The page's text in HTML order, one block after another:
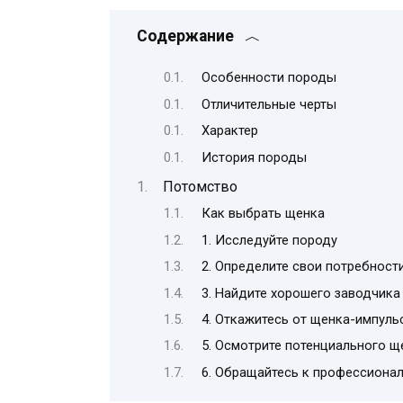
Содержание
Особенности породы
Отличительные черты
Характер
История породы
Потомство
Как выбрать щенка
1. Исследуйте породу
2. Определите свои
3. Найдите хорошего заводчика
4. Откажитесь от щенка-
5. Осмотрите потенциального
6. Обращайтесь к